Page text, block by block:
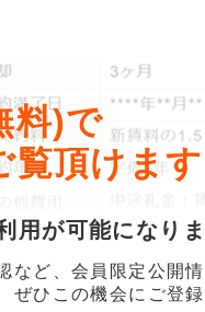
料)で
頂けます
が可能になりま
ど、会員限定公開
ひこの機会にご登録